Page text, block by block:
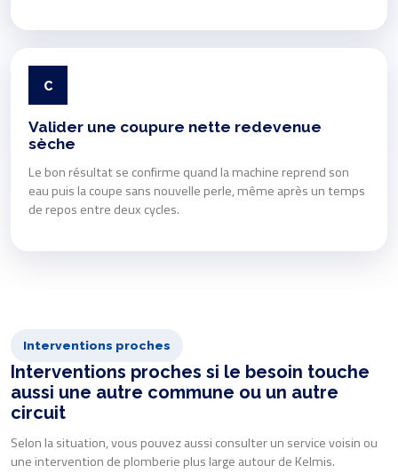
C
Valider une coupure nette redevenue
sèche
Le bon résultat se confirme quand la machine reprend son
eau puis la coupe sans nouvelle perle, même après un temps
de repos entre deux cycles.
Interventions proches
Interventions proches si le besoin touche
aussi une autre commune ou un autre
circuit
Selon la situation, vous pouvez aussi consulter un service voisin ou
une intervention de plomberie plus large autour de Kelmis.